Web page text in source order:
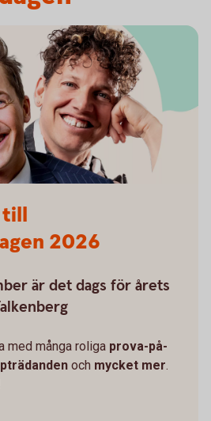
till
2026
är det dags för årets
med många roliga prova-på-
och mycket mer.